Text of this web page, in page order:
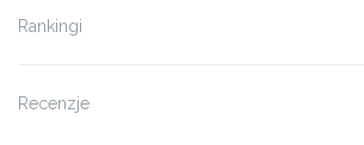
Rankingi
Recenzje